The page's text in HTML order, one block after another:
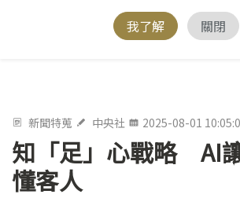
我了解
關閉
新聞特蒐 中央社 2025-08-01
知「足」心戰略 AI
懂客人